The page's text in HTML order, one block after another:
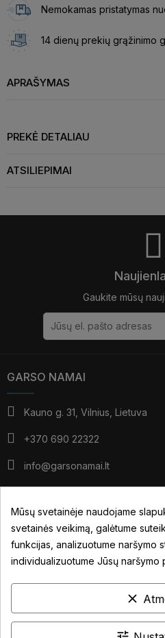
Nemokamas pristatymas
14 dienų prekių grąžinimo
APRAŠYMAS
PREKĖ DETALIAU
ATSILIEPIMAI
Gaukite mūsų
GARSO NAMAI
Kauno g. 31, Vilnius, Lietuva
+370 690 22322
info@garsonamai.lt
V: 10:00 - 18:00
*pietūs: 14:00 - 15:00
VI: pagal susitarimą
INFORMACIJA
Mūsų svetainėje naudojame
svetainės veikimą, galėtume
funkcijas, analizuotume naršymo
individualizuotume Jūsų naršymo
clear